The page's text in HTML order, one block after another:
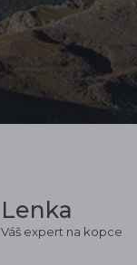
Lenka
Váš expert na kopce